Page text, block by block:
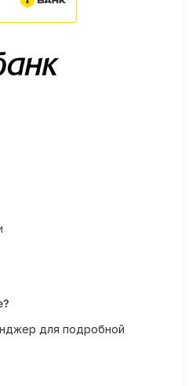
для подробной